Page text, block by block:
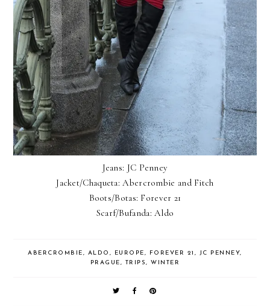
Jeans: JC Penney
Jacket/Chaqueta: Abercrombie and Fitch
Boots/Botas: Forever 21
Scarf/Bufanda: Aldo
ABERCROMBIE, ALDO , EUROPE, FOREVER 21 , JC PENNEY,
PRAGUE, TRIPS,WINTER